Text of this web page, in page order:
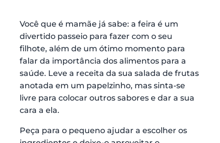
Você que é mamãe já sabe: a feira é um
divertido passeio para fazer com o seu
filhote, além de um ótimo momento para
falar da importância dos alimentos para a
saúde. Leve a receita da sua salada de frutas
anotada em um papelzinho, mas sinta-se
livre para colocar outros sabores e dar a sua
cara a ela.
Peça para o pequeno ajudar a escolher os